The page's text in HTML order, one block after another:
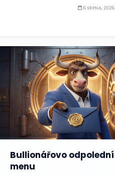
6 SRPNA, 2026
Bullionářovo odpolední
menu